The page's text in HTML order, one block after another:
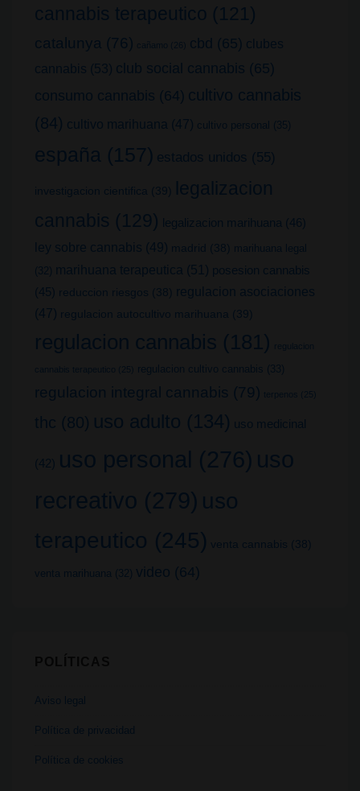
cannabis terapeutico (121)
catalunya (76) cañamo (26) cbd (65) clubes
cannabis (53) club social cannabis (65)
consumo cannabis (64) cultivo cannabis
(84) cultivo marihuana (47) cultivo personal (35)
españa (157) estados unidos (55)
investigacion cientifica (39)
legalizacion
cannabis (129) legalizacion marihuana (46)
ley sobre cannabis (49) madrid (38)
marihuana legal
(32)
marihuana terapeutica (51) posesion cannabis
(45) reduccion riesgos (38)
regulacion asociaciones
(47) regulacion autocultivo marihuana (39)
regulacion cannabis (181) regulacion
cannabis terapeutico (25) regulacion cultivo cannabis (33)
regulacion integral cannabis (79) terpenos (25)
thc (80) uso adulto (134) uso medicinal
(42) uso personal (276) uso
recreativo (279) uso
terapeutico (245) venta cannabis (38)
venta marihuana (32) video (64)
Aviso legal
Política de privacidad
Política de cookies